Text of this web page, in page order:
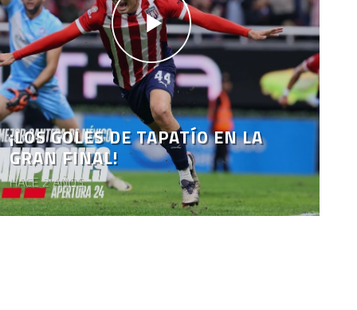
¡LOS GOLES DE TAPATÍO EN LA
GRAN FINAL!
HACE 2 AÑOS